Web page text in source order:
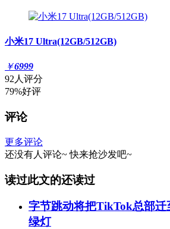
小米17 Ultra(12GB/512GB)
￥6999
92人评分
79%好评
评论
更多评论
还没有人评论~ 快来抢沙发吧~
读过此文的还读过
字节跳动将把TikTok总部迁
绿灯